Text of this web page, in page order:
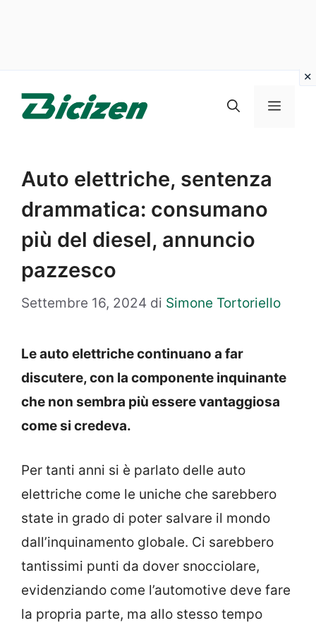
Menu
Auto elettriche, sentenza
drammatica: consumano
più del diesel, annuncio
pazzesco
Settembre 16, 2024 di Simone Tortoriello
Le auto elettriche continuano a far
discutere, con la componente inquinante
che non sembra più essere vantaggiosa
come si credeva.
Per tanti anni si è parlato delle auto
elettriche come le uniche che sarebbero
state in grado di poter salvare il mondo
dall’inquinamento globale. Ci sarebbero
tantissimi punti da dover snocciolare,
evidenziando come l’automotive deve fare
la propria parte, ma allo stesso tempo